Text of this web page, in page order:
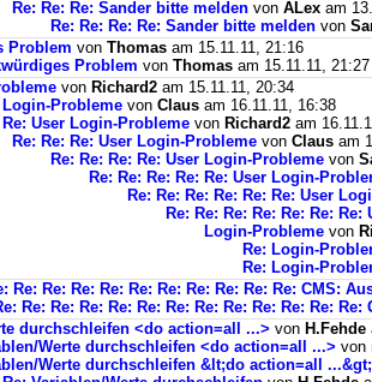
Re: Re: Re: Sander bitte melden von ALex am
Re: Re: Re: Re: Sander bitte melden von
Problem von Thomas am 15.11.11, 21:16
Problem von Thomas am 15.11.11, 21:27
von Richard2 am 15.11.11, 20:34
Login-Probleme von Claus am 16.11.11, 16:38
Re: User Login-Probleme von Richard2 am
Re: Re: Re: User Login-Probleme von Claus am
Re: Re: Re: Re: User Login-Probleme von
Re: Re: Re: Re: Re: User Login-
Re: Re: Re: Re: Re: Re: User
Re: Re: Re: Re: Re: Re:
Login-Probleme von
Re: Login-
Re: Login-
Re: Re: Re: Re: Re: Re: Re: Re: Re: Re: CMS:
Re: Re: Re: Re: Re: Re: Re: Re: Re: Re: Re:
durchschleifen <do action=all ...> von H.Fehde
Werte durchschleifen <do action=all ...> von
Werte durchschleifen &lt;do action=all ...&gt;